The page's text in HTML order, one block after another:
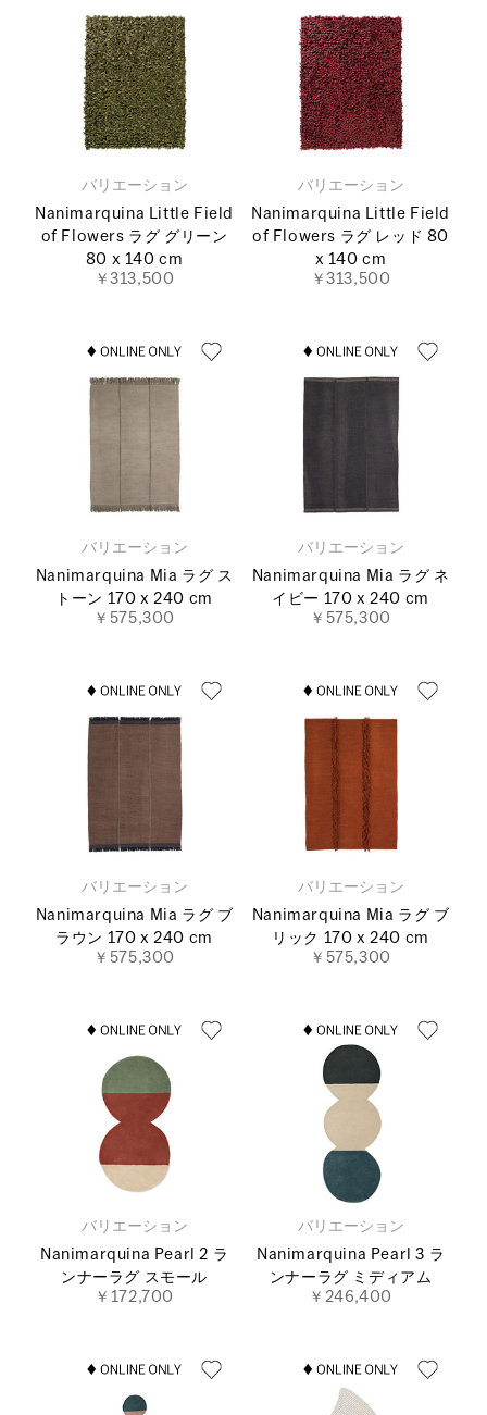
バリエーション
Nanimarquina Little Field
of Flowers ラグ グリーン
80 x 140 cm
￥313,500
バリエーション
Nanimarquina Little Field
of Flowers ラグ レッド 80
x 140 cm
￥313,500
バリエーション
Nanimarquina Mia ラグ ス
トーン 170 x 240 cm
￥575,300
バリエーション
Nanimarquina Mia ラグ ネ
イビー 170 x 240 cm
￥575,300
バリエーション
Nanimarquina Mia ラグ ブ
ラウン 170 x 240 cm
￥575,300
バリエーション
Nanimarquina Mia ラグ ブ
リック 170 x 240 cm
￥575,300
バリエーション
Nanimarquina Pearl 2 ラ
ンナーラグ スモール
￥172,700
バリエーション
Nanimarquina Pearl 3 ラ
ンナーラグ ミディアム
￥246,400